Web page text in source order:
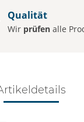
Qualität
Wir prüfen alle